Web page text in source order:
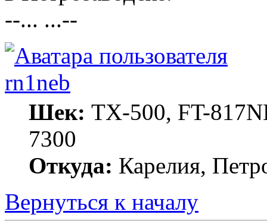
--... ...--
rn1neb
Шек: TX-500, FT-
7300
Откуда: Карелия,
Вернуться к началу